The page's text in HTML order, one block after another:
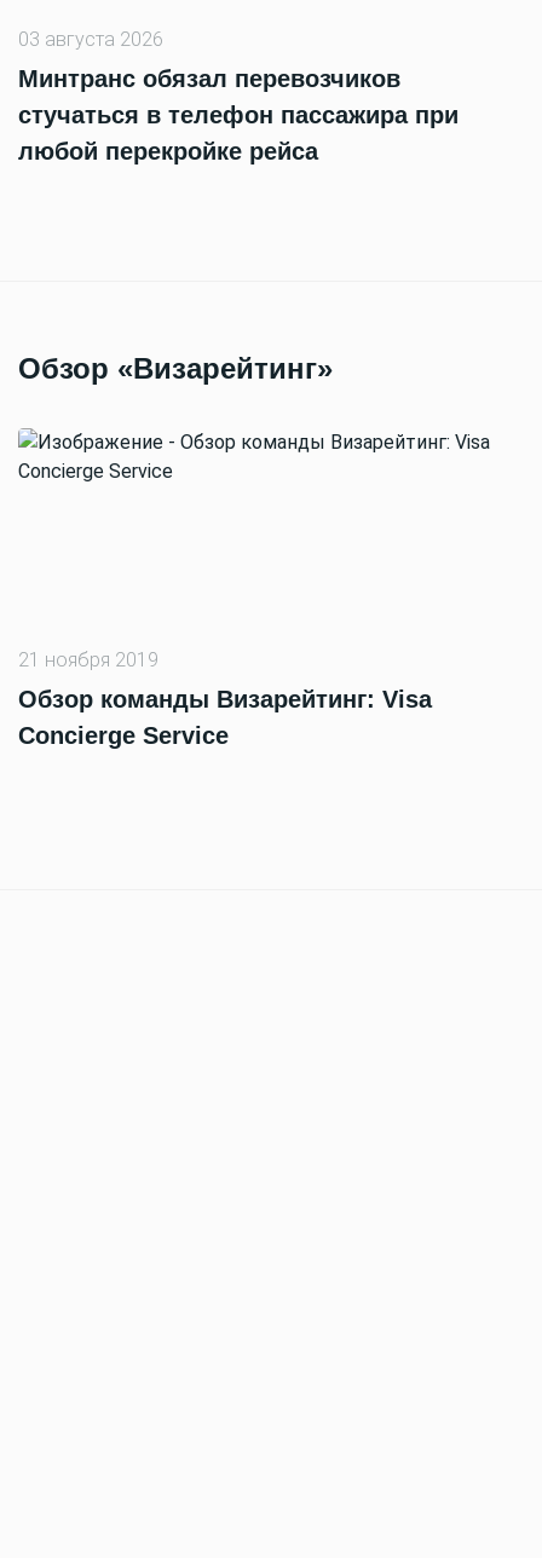
03 августа 2026
Минтранс обязал перевозчиков
стучаться в телефон пассажира при
любой перекройке рейса
Обзор «Визарейтинг»
21 ноября 2019
Обзор команды Визарейтинг: Visa
Concierge Service